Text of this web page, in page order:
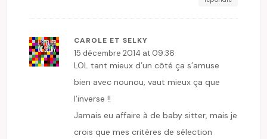
CAROLE ET SELKY
15 décembre 2014 at 09:36
LOL tant mieux d’un côté ça s’amuse
bien avec nounou, vaut mieux ça que
l’inverse !!
Jamais eu affaire à de baby sitter, mais je
crois que mes critères de sélection